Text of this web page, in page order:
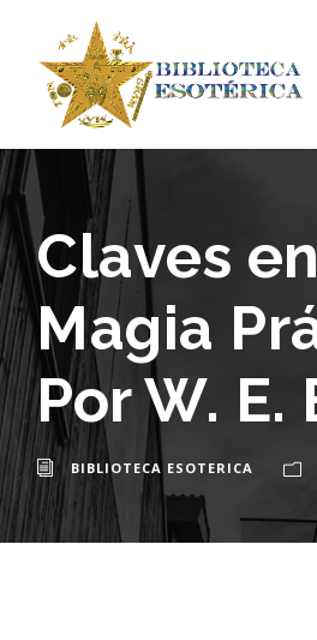
Claves en
Magia
Por W.
BIBLIOTECA ESOTERICA